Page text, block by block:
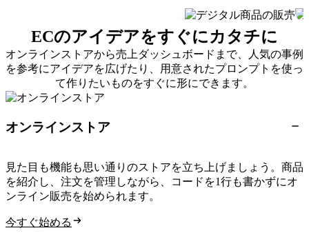
ECのアイデアをすぐにカタチに
オンラインストアから売上ダッシュボードまで、人気の事例
を参考にアイデアを広げたり、用意されたプロンプトを使っ
て作りたいものをすぐに形にできます。
オンラインストア
見た目も機能も思い通りのストアを立ち上げましょう。商品
を紹介し、注文を管理しながら、コードを1行も書かずにオ
ンライン販売を始められます。
今すぐ始める